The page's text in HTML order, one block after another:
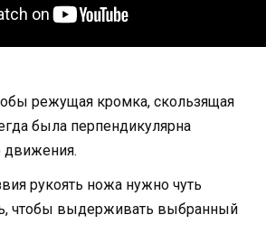
режущая кромка, скользящая
была перпендикулярна
движения.
рукоять ножа нужно чуть
чтобы выдерживать выбранный